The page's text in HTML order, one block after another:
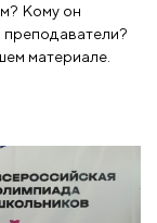
Кому он
преподаватели?
материале.